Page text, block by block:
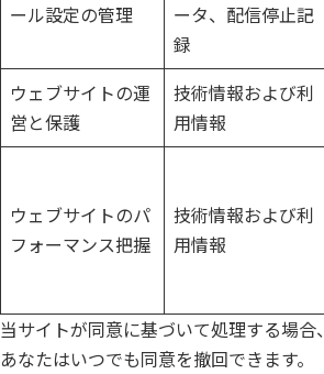
ール設定の管理
ータ、配信停止記
録
ウェブサイトの運
営と保護
技術情報および利
用情報
ウェブサイトのパ
フォーマンス把握
技術情報および利
用情報
当サイトが同意に基づいて処理する場合、
あなたはいつでも同意を撤回できます。